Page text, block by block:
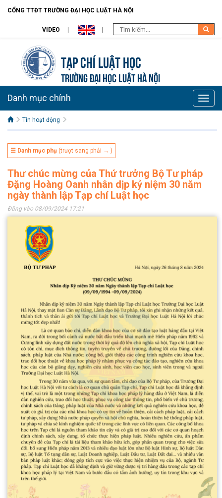
CỔNG TTĐT TRƯỜNG ĐẠI HỌC LUẬT HÀ NỘI
VIDEO
Tạp chí Luật học
TRƯỜNG ĐẠI HỌC LUẬT HÀ NỘI
Toggle
Danh mục chính
Tin hoạt động
☰ Danh mục phụ (trượt sang phải → )
Thư chúc mừng của Thứ trưởng Bộ Tư pháp
Đặng Hoàng Oanh nhân dịp kỷ niệm 30 năm
ngày thành lập Tạp chí Luật học
Đăng vào 08/09/2024 17:21